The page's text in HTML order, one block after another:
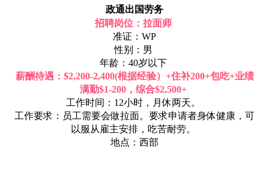
政通出国劳务
招聘岗位：拉面师
准证：WP
性别：男
年龄：40岁以下
薪酬待遇：$2,200-2,400(根据经验）+住补200+包吃+业绩
满勤$1-200，综合$2,500+
工作时间：12小时，月休两天。
工作要求：员工需要会做拉面。要求申请者身体健康，可
以服从雇主安排，吃苦耐劳。
地点：西部